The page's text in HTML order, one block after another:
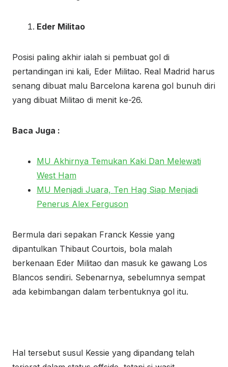
Eder Militao
Posisi paling akhir ialah si pembuat gol di
pertandingan ini kali, Eder Militao. Real Madrid harus
senang dibuat malu Barcelona karena gol bunuh diri
yang dibuat Militao di menit ke-26.
Baca Juga :
MU Akhirnya Temukan Kaki Dan Melewati
West Ham
MU Menjadi Juara, Ten Hag Siap Menjadi
Penerus Alex Ferguson
Bermula dari sepakan Franck Kessie yang
dipantulkan Thibaut Courtois, bola malah
berkenaan Eder Militao dan masuk ke gawang Los
Blancos sendiri. Sebenarnya, sebelumnya sempat
ada kebimbangan dalam terbentuknya gol itu.
Hal tersebut susul Kessie yang dipandang telah